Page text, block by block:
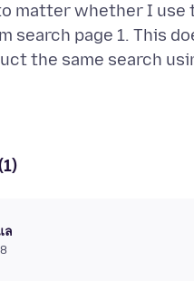
matter whether I use
search page 1. This
the same search
ล